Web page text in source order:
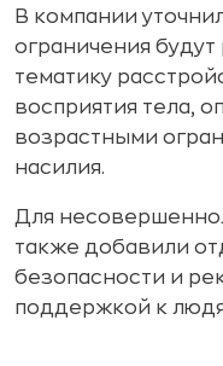
В компании
ограничения будут
тематику
восприятия тела,
возрастными
насилия.
Для
также добавили
безопасности и
поддержкой к